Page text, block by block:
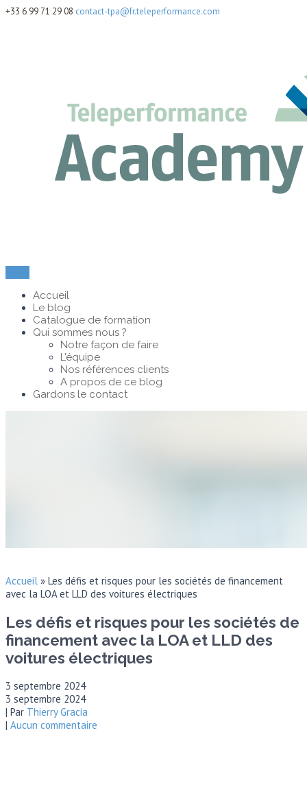
+33 6 99 71 29 08 contact-tpa@fr.teleperformance.com
Accueil
Le blog
Catalogue de formation
Qui sommes nous ?
Notre façon de faire
L’équipe
Nos références clients
A propos de ce blog
Gardons le contact
Accueil » Les défis et risques pour les sociétés de financement
avec la LOA et LLD des voitures électriques
Les défis et risques pour les sociétés de
financement avec la LOA et LLD des
voitures électriques
3 septembre 2024
3 septembre 2024
| Par Thierry Gracia
| Aucun commentaire